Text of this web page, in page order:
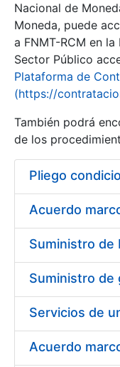
Show/Hide
Nacional de
Moneda, puede
a FNMT-RCM en
Sector Público
Plataforma de
(https://
También podrá
de los